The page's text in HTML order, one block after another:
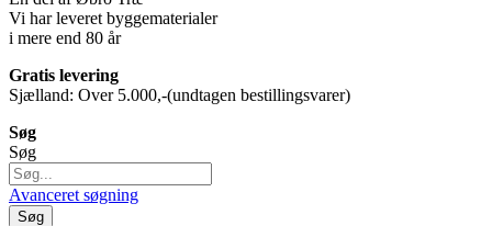
Vi har leveret byggematerialer
i mere end 80 år
Gratis levering
Sjælland: Over 5.000,-(undtagen bestillingsvarer)
Søg
Søg
Avanceret søgning
Søg